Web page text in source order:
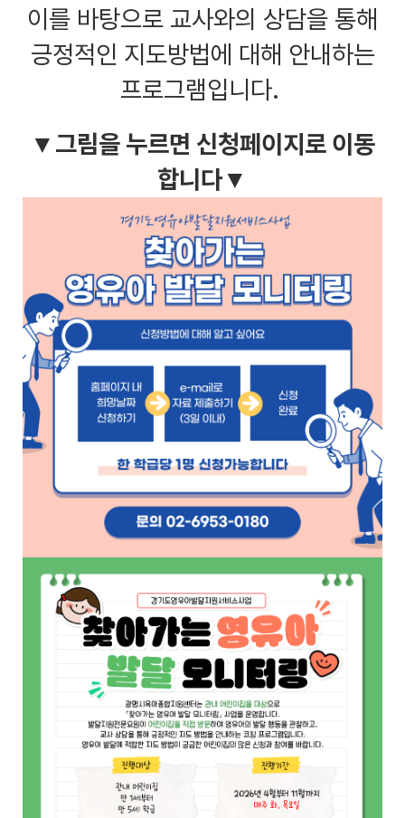
이를 바탕으로 교사와의 상담을 통해
긍정적인 지도방법에 대해 안내하는
프로그램입니다.
▼그림을 누르면 신청페이지로 이동
합니다▼